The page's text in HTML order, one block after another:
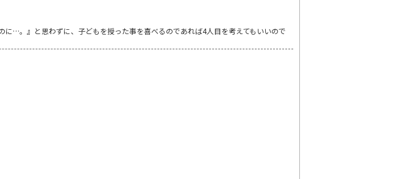
…。』と思わずに、子どもを授った事を喜べるのであれば4人目を考えてもいいので